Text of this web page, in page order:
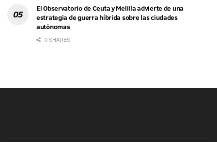
El Observatorio de Ceuta y Melilla advierte de una
estrategia de guerra híbrida sobre las ciudades
autónomas
0 SHARES